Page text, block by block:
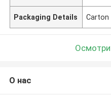
Packaging Details Carton
О нас